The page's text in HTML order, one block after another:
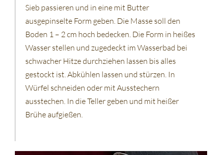
Sieb passieren und in eine mit Butter
ausgepinselte Form geben. Die Masse soll den
Boden 1 – 2 cm hoch bedecken. Die Form in heißes
Wasser stellen und zugedeckt im Wasserbad bei
schwacher Hitze durchziehen lassen bis alles
gestockt ist. Abkühlen lassen und stürzen. In
Würfel schneiden oder mit Ausstechern
ausstechen. In die Teller geben und mit heißer
Brühe aufgießen.